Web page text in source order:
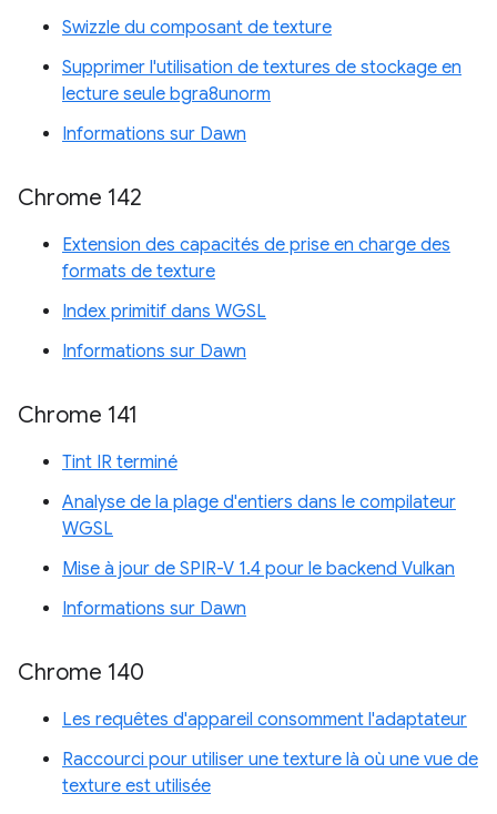
Swizzle du composant de texture
Supprimer l'utilisation de textures de stockage en
lecture seule bgra8unorm
Informations sur Dawn
Chrome 142
Extension des capacités de prise en charge des
formats de texture
Index primitif dans WGSL
Informations sur Dawn
Chrome 141
Tint IR terminé
Analyse de la plage d'entiers dans le compilateur
WGSL
Mise à jour de SPIR-V 1.4 pour le backend Vulkan
Informations sur Dawn
Chrome 140
Les requêtes d'appareil consomment l'adaptateur
Raccourci pour utiliser une texture là où une vue de
texture est utilisée